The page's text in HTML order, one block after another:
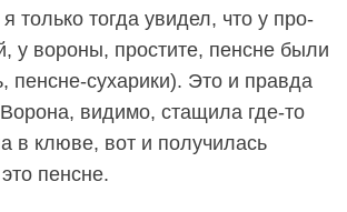
только тогда увидел, что у про-
вороны, простите, пенсне были
пенсне-сухарики). Это и правда
видимо, стащила где-то
в клюве, вот и получилась
пенсне.